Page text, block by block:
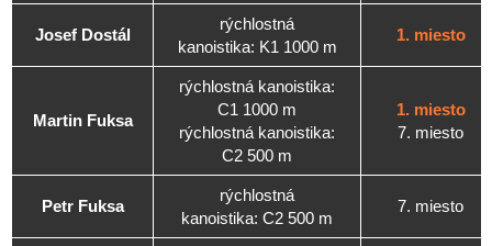
Josef Dostál
rýchlostná
kanoistika: K1 1000 m
1. miesto
Martin Fuksa
rýchlostná kanoistika:
C1 1000 m
rýchlostná kanoistika:
C2 500 m
1. miesto
7. miesto
Petr Fuksa
rýchlostná
kanoistika: C2 500 m
7. miesto